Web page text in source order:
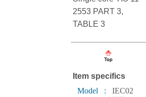
2553 PART 3,
TABLE 3
Item specifics
Model :
IEC02